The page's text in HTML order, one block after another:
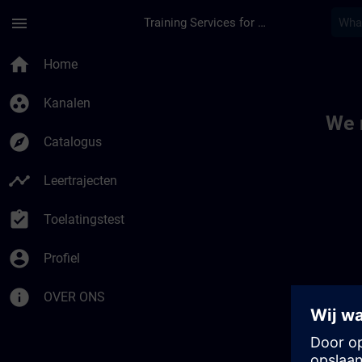
menu Training Services for Digital Industries
home Home
group_work Kanalen
explore Catalogus
timeline Leertrajecten
assignment_turned_in Toelatingstest
account_circle Profiel
info OVER ONS
We